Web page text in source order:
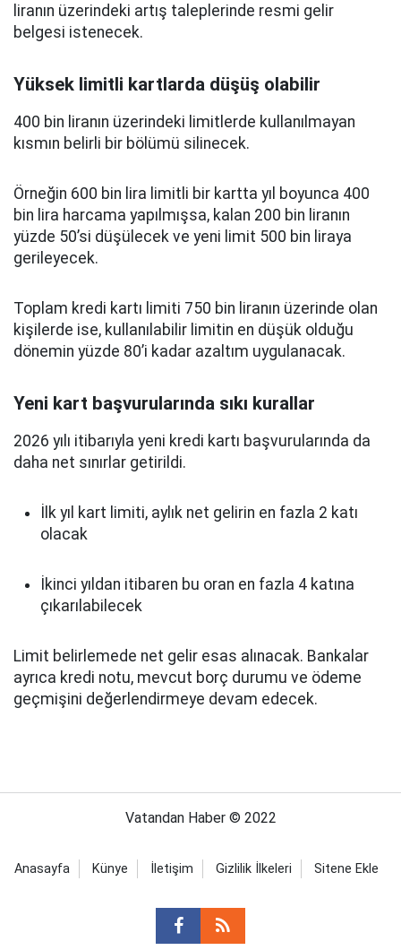
liranın üzerindeki artış taleplerinde resmi gelir
belgesi istenecek.
Yüksek limitli kartlarda düşüş olabilir
400 bin liranın üzerindeki limitlerde kullanılmayan
kısmın belirli bir bölümü silinecek.
Örneğin 600 bin lira limitli bir kartta yıl boyunca 400
bin lira harcama yapılmışsa, kalan 200 bin liranın
yüzde 50’si düşülecek ve yeni limit 500 bin liraya
gerileyecek.
Toplam kredi kartı limiti 750 bin liranın üzerinde olan
kişilerde ise, kullanılabilir limitin en düşük olduğu
dönemin yüzde 80’i kadar azaltım uygulanacak.
Yeni kart başvurularında sıkı kurallar
2026 yılı itibarıyla yeni kredi kartı başvurularında da
daha net sınırlar getirildi.
İlk yıl kart limiti, aylık net gelirin en fazla 2 katı
olacak
İkinci yıldan itibaren bu oran en fazla 4 katına
çıkarılabilecek
Limit belirlemede net gelir esas alınacak. Bankalar
ayrıca kredi notu, mevcut borç durumu ve ödeme
geçmişini değerlendirmeye devam edecek.
Vatandan Haber © 2022
Anasayfa Künye İletişim Gizlilik İlkeleri Sitene Ekle